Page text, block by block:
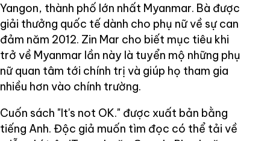
Yangon, thành phố lớn nhất Myanmar. Bà được
giải thưởng quốc tế dành cho phụ nữ về sự can
đảm năm 2012. Zin Mar cho biết mục tiêu khi
trở về Myanmar lần này là tuyển mộ những phụ
nữ quan tâm tới chính trị và giúp họ tham gia
nhiều hơn vào chính trường.
Cuốn sách "It's not OK." được xuất bản bằng
tiếng Anh. Độc giả muốn tìm đọc có thể tải về